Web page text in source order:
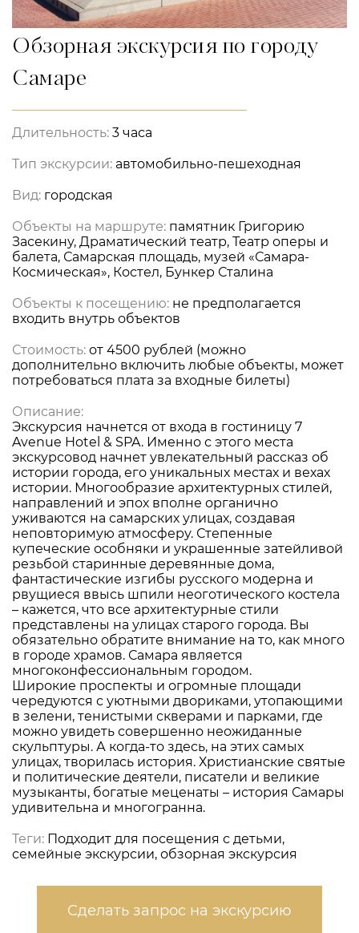
Обзорная экскурсия по городу
Самаре
Длительность: 3 часа
Тип экскурсии: автомобильно-пешеходная
Вид: городская
Объекты на маршруте: памятник Григорию
Засекину, Драматический театр, Театр оперы и
балета, Самарская площадь, музей «Самара-
Космическая», Костел, Бункер Сталина
Объекты к посещению: не предполагается
входить внутрь объектов
Стоимость: от 4500 рублей (можно
дополнительно включить любые объекты, может
потребоваться плата за входные билеты)
Описание:
Экскурсия начнется от входа в гостиницу 7
Avenue Hotel & SPA. Именно с этого места
экскурсовод начнет увлекательный рассказ об
истории города, его уникальных местах и вехах
истории. Многообразие архитектурных стилей,
направлений и эпох вполне органично
уживаются на самарских улицах, создавая
неповторимую атмосферу. Степенные
купеческие особняки и украшенные затейливой
резьбой старинные деревянные дома,
фантастические изгибы русского модерна и
рвущиеся ввысь шпили неоготического костела
– кажется, что все архитектурные стили
представлены на улицах старого города. Вы
обязательно обратите внимание на то, как много
в городе храмов. Самара является
многоконфессиональным городом.
Широкие проспекты и огромные площади
чередуются с уютными двориками, утопающими
в зелени, тенистыми скверами и парками, где
можно увидеть совершенно неожиданные
скульптуры. А когда-то здесь, на этих самых
улицах, творилась история. Христианские святые
и политические деятели, писатели и великие
музыканты, богатые меценаты – история Самары
удивительна и многогранна.
Теги: Подходит для посещения с детьми,
семейные экскурсии, обзорная экскурсия
Сделать запрос на экскурсию